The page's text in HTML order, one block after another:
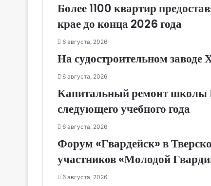
Более 1100 квартир
крае до конца 2026 года
6 августа, 2026
На судостроительном заводе
6 августа, 2026
Капитальный ремонт школы
следующего учебного года
6 августа, 2026
Форум «Гвардейск» в
участников «Молодой
6 августа, 2026